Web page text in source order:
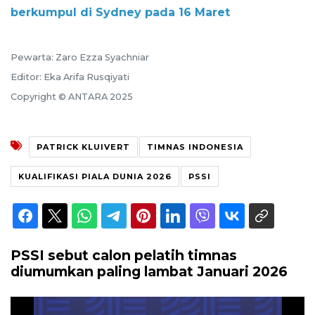
berkumpul di Sydney pada 16 Maret
Pewarta: Zaro Ezza Syachniar
Editor: Eka Arifa Rusqiyati
Copyright © ANTARA 2025
PATRICK KLUIVERT TIMNAS INDONESIA
KUALIFIKASI PIALA DUNIA 2026 PSSI
PSSI sebut calon pelatih timnas
diumumkan paling lambat Januari 2026